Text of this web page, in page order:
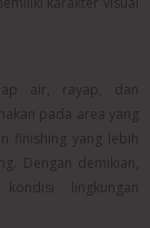
air, rayap, dan
pada area yang
finishing yang lebih
Dengan demikian,
lingkungan